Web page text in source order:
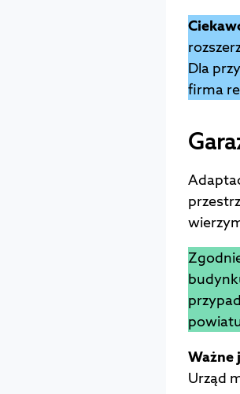
Dla
firma
Ważne
Urząd